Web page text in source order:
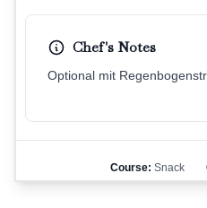
Chef's Notes
Optional mit
Course: Snack